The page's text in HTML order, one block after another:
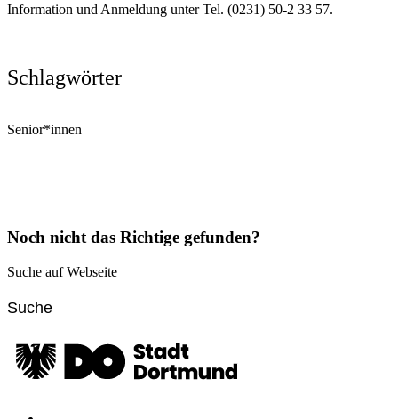
Information und Anmeldung unter Tel. (0231) 50-2 33 57.
Schlagwörter
Senior*innen
Noch nicht das Richtige gefunden?
Suche auf Webseite